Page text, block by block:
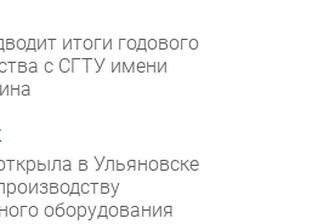
итоги годового
с СГТУ имени
открыла в Ульяновске
оборудования